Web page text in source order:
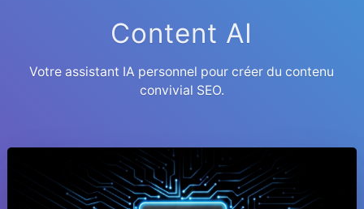
Content AI
Votre assistant IA personnel pour créer du contenu
convivial SEO.